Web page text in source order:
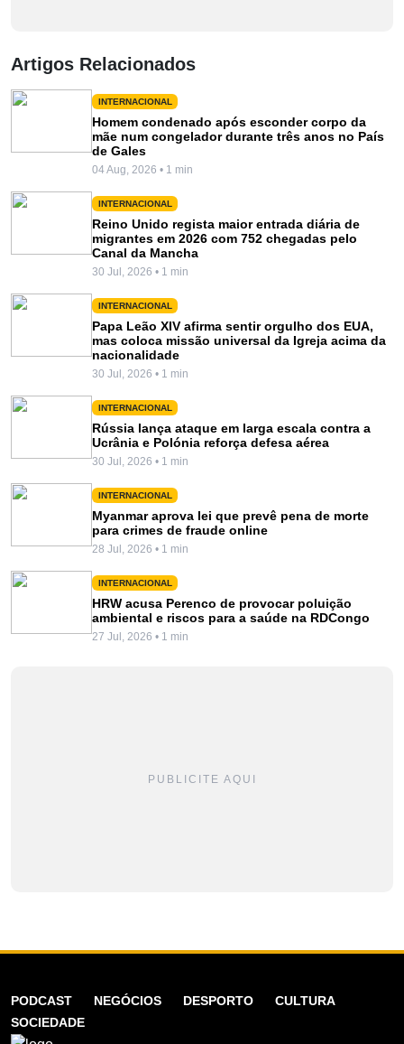
Artigos Relacionados
INTERNACIONAL
Homem condenado após esconder corpo da
mãe num congelador durante três anos no País
de Gales
04 Aug, 2026 • 1 min
INTERNACIONAL
Reino Unido regista maior entrada diária de
migrantes em 2026 com 752 chegadas pelo
Canal da Mancha
30 Jul, 2026 • 1 min
INTERNACIONAL
Papa Leão XIV afirma sentir orgulho dos EUA,
mas coloca missão universal da Igreja acima da
nacionalidade
30 Jul, 2026 • 1 min
INTERNACIONAL
Rússia lança ataque em larga escala contra a
Ucrânia e Polónia reforça defesa aérea
30 Jul, 2026 • 1 min
INTERNACIONAL
Myanmar aprova lei que prevê pena de morte
para crimes de fraude online
28 Jul, 2026 • 1 min
INTERNACIONAL
HRW acusa Perenco de provocar poluição
ambiental e riscos para a saúde na RDCongo
27 Jul, 2026 • 1 min
PUBLICITE AQUI
PODCAST NEGÓCIOS DESPORTO
CULTURA
SOCIEDADE